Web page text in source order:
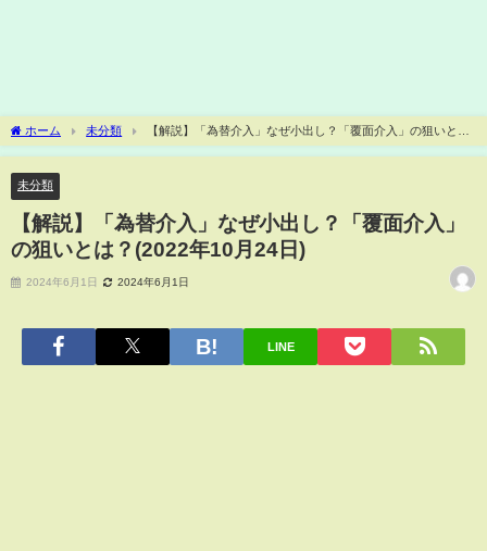
ホーム 未分類
【解説】「為替介入」なぜ小出し？「覆面介入」の狙いと
は？(2022年10月24日)
未分類
【解説】「為替介入」なぜ小出し？「覆面介入」
の狙いとは？(2022年10月24日)
2024年6月1日 2024年6月1日
LINE